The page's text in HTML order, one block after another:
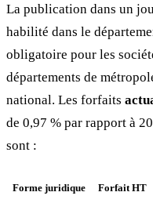
La publication dans un
habilité dans le
obligatoire pour les
départements de
national. Les forfaits
de 0,97 % par rapport à
sont :
Forme juridique Forfait HT